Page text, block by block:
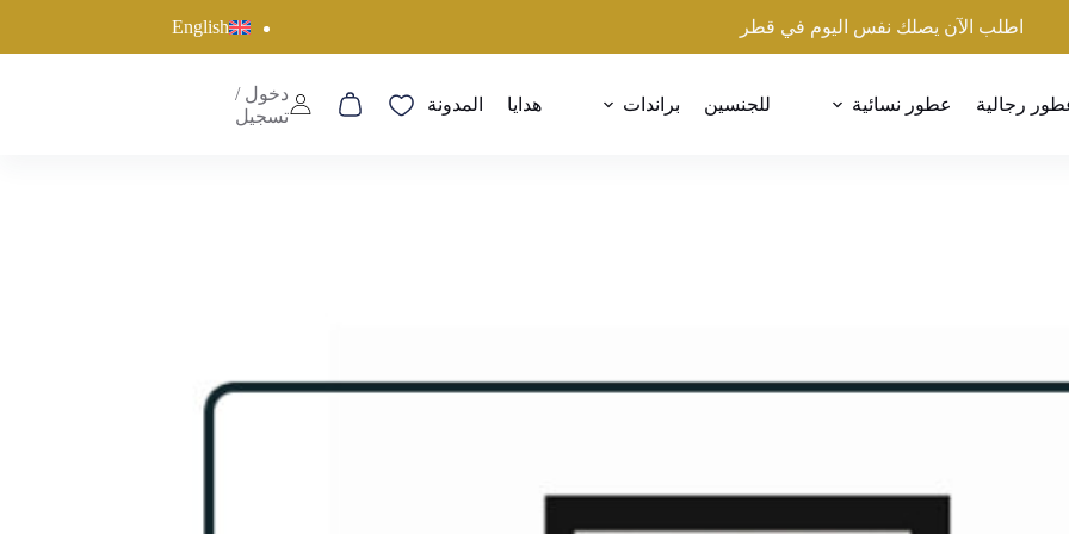
اطلب الآن يصلك نفس اليوم في قطر English
رجالية عطور نسائية للجنسين براندات هدايا المدونة
عربة
دخول /
تسجيل